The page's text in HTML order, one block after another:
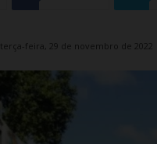
terça-feira, 29 de novembro de 2022